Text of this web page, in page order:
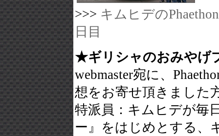
>>> キムヒデの
日目
★ギリシャのおみやげ
webmaster宛に、
想をお寄せ頂きました
特派員：キムヒデが毎
ー』をはじめとする、